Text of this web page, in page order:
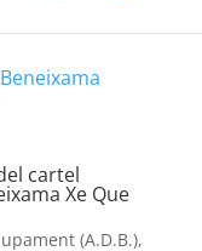
cartel
Xe Que
(A.D.B.),